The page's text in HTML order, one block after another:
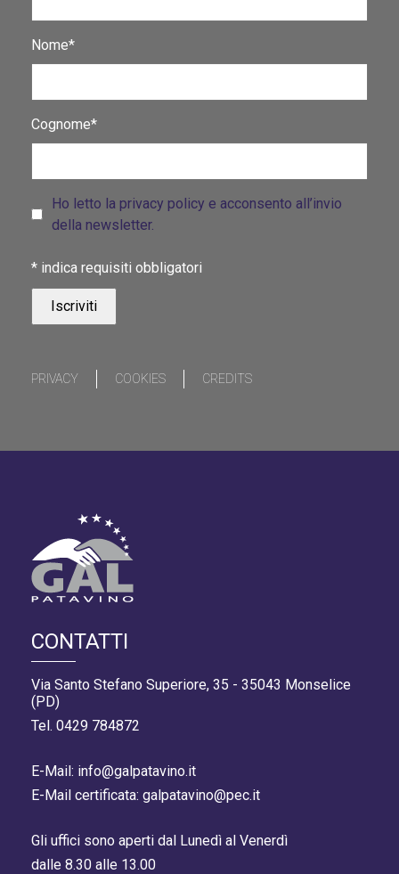
CONTATTI
Via Santo Stefano Superiore, 35 - 35043 Monselice
(PD)
Tel. 0429 784872
E-Mail: info@galpatavino.it
E-Mail certificata: galpatavino@pec.it
Gli uffici sono aperti dal Lunedì al Venerdì
dalle 8.30 alle 13.00
Nome*
Cognome*
Ho letto la privacy policy e acconsento all’invio
della newsletter.
* indica requisiti obbligatori
PRIVACY COOKIES CREDITS